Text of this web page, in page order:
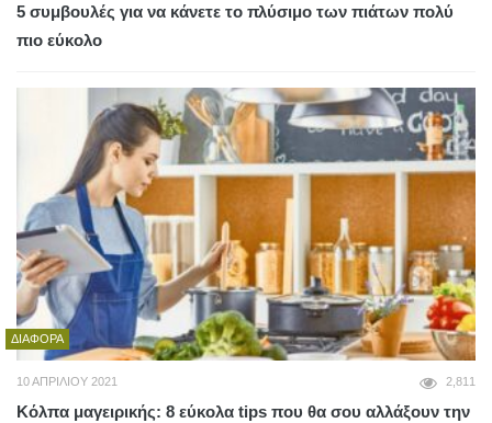
5 συμβουλές για να κάνετε το πλύσιμο των πιάτων πολύ
πιο εύκολο
ΔΙΆΦΟΡΑ
10 ΑΠΡΙΛΊΟΥ 2021 2,811
Κόλπα μαγειρικής: 8 εύκολα tips που θα σου αλλάξουν την